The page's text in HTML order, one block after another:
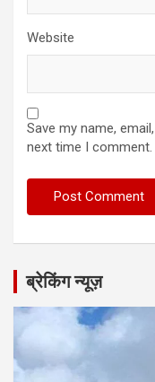
Website
Save my name,
next time I comment.
ब्रेकिंग न्यूज़